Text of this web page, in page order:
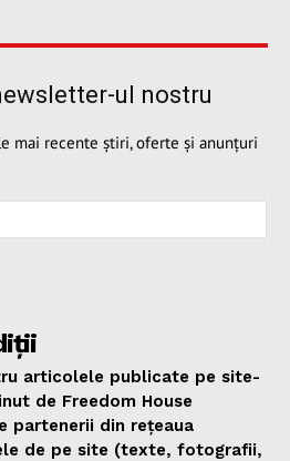
ul nostru
mai recente știri, oferte și anunțuri
articolele publicate pe site-
de Freedom House
partenerii din rețeaua
de pe site (texte, fotografii,